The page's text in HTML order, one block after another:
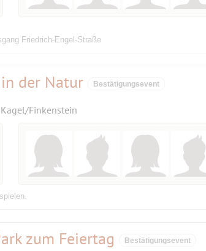
Friedrich-Engel-Straße
der Natur Bestätigungsevent
Kagel/Finkenstein
zum Feiertag Bestätigungsevent